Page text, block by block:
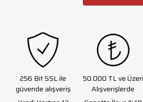
256 Bit SSL ile
güvende alışveriş
50.000 TL ve Üzeri
Alışverişlerde